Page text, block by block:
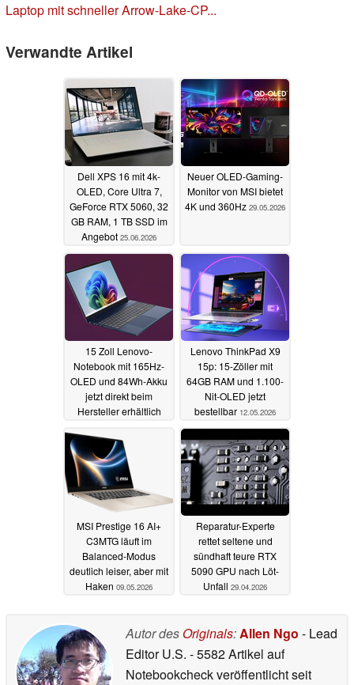
Laptop mit schneller Arrow-Lake-CP...
Verwandte Artikel
Dell XPS 16 mit 4k-
OLED, Core Ultra 7,
GeForce RTX 5060, 32
GB RAM, 1 TB SSD im
Angebot 25.06.2026
Neuer OLED-Gaming-
Monitor von MSI bietet
4K und 360Hz 29.05.2026
15 Zoll Lenovo-
Notebook mit 165Hz-
OLED und 84Wh-Akku
jetzt direkt beim
Hersteller erhältlich
Lenovo ThinkPad X9
15p: 15-Zöller mit
64GB RAM und 1.100-
Nit-OLED jetzt
bestellbar 12.05.2026
MSI Prestige 16 AI+
C3MTG läuft im
Balanced-Modus
deutlich leiser, aber mit
Haken 09.05.2026
Reparatur-Experte
rettet seltene und
sündhaft teure RTX
5090 GPU nach Löt-
Unfall 29.04.2026
Autor des Originals:Allen Ngo - Lead
Editor U.S. - 5582 Artikel auf
Notebookcheck veröffentlichtseit